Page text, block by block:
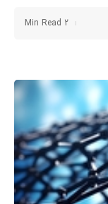
2 Min Read